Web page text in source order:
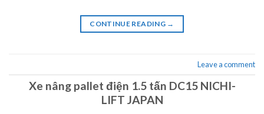
CONTINUE READING →
Leave a comment
Xe nâng pallet điện 1.5 tấn DC15 NICHI-
LIFT JAPAN